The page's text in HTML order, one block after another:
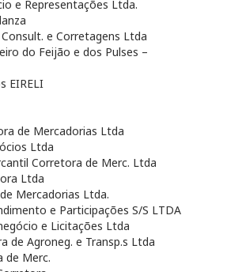
e Representações Ltda.
e Corretagens Ltda
do Feijão e dos Pulses –
EIRELI
de Mercadorias Ltda
Ltda
Corretora de Merc. Ltda
Ltda
Mercadorias Ltda.
e Participações S/S LTDA
e Licitações Ltda
de Agroneg. e Transp.s Ltda
de Merc.